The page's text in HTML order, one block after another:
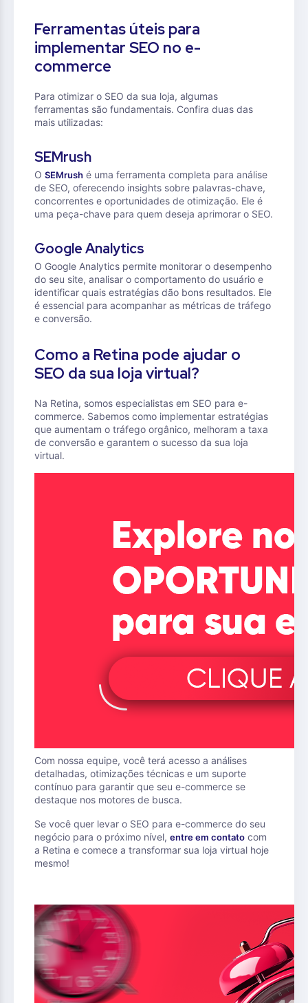
Ferramentas úteis para
implementar SEO no e-
commerce
Para otimizar o SEO da sua loja, algumas
ferramentas são fundamentais. Confira duas das
mais utilizadas:
SEMrush
O SEMrush é uma ferramenta completa para análise
de SEO, oferecendo insights sobre palavras-chave,
concorrentes e oportunidades de otimização. Ele é
uma peça-chave para quem deseja aprimorar o SEO.
Google Analytics
O Google Analytics permite monitorar o desempenho
do seu site, analisar o comportamento do usuário e
identificar quais estratégias dão bons resultados. Ele
é essencial para acompanhar as métricas de tráfego
e conversão.
Como a Retina pode ajudar o
SEO da sua loja virtual?
Na Retina, somos especialistas em SEO para e-
commerce. Sabemos como implementar estratégias
que aumentam o tráfego orgânico, melhoram a taxa
de conversão e garantem o sucesso da sua loja
virtual.
Com nossa equipe, você terá acesso a análises
detalhadas, otimizações técnicas e um suporte
contínuo para garantir que seu e-commerce se
destaque nos motores de busca.
Se você quer levar o SEO para e-commerce do seu
negócio para o próximo nível, entre em contato com
a Retina e comece a transformar sua loja virtual hoje
mesmo!